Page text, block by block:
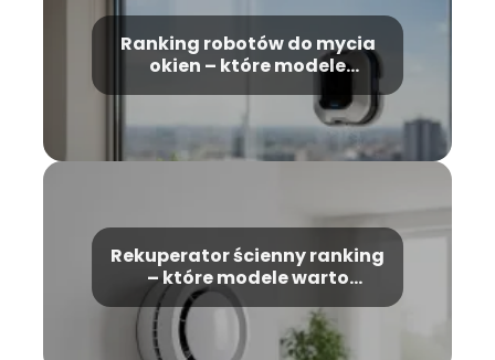
Ranking robotów do mycia
okien – które modele
Rekuperator ścienny ranking
– które modele warto
wybrać?